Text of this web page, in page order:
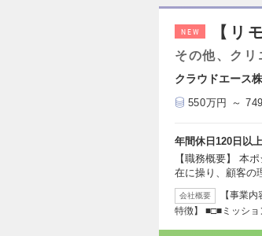
NEW 【リ
その他、クリ
クラウドエース
550万円 ～
年間休日120日以
【職務概要】 本
在に操り、顧客の
会社概要
【事業
特徴】 ■□■ミッシ